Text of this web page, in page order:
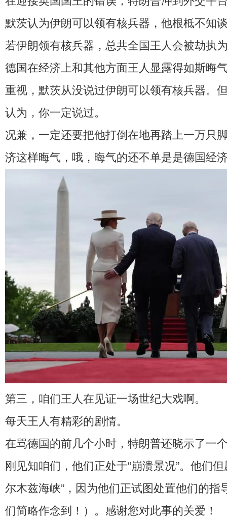
默茨认为伊朗可以领有核兵器，他根柢不知
若伊朗领有核兵器，总共全国王人会被劫
德国在经济上和其他方面王人显露得如斯晦
重视，默茨从没说过伊朗可以领有核兵器。
认为，你一定说过。
况兼，一定还要把他打倒在地再踏上一万只
济这样晦气，哦，晦气的还不单是是德国经
第三，咱们王人在见证一场世纪大戏啊。
每天王人有精彩的剧情。
在骂德国的前几个小时，特朗普还晓示了一
刚见知咱们，他们正处于“崩溃景况”。他们
尔木兹海峡”，因为他们正试图处置他们的指
们简略作念到！）。感谢您对此事的关爱！